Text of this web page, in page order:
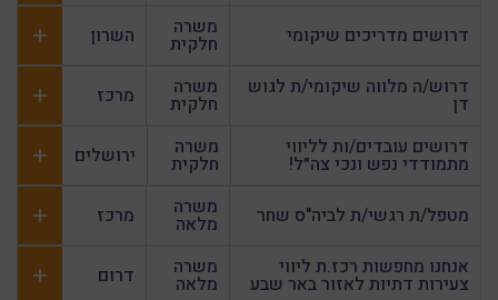
דרושים מדריכים שיקומי משרה
חלקית
השרון
דרוש/ה מלווה שיקומי/ת לגוש
דן
משרה
חלקית
מרכז
דרושים עובדים/ות לליווי
מתמודדי נפש ונכי צה״ל!
משרה
חלקית ירושלים
מטפל/ת רגשי/ת לביה"ס שחר משרה
מלאה
מרכז
אנחנו מחפשות רכז.ת ליווי
צעירות דתיות לאזור באר שבע
משרה
מלאה דרום